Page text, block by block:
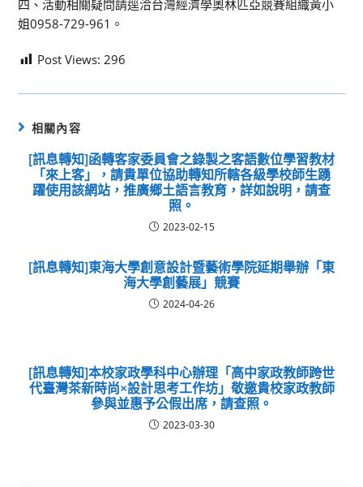
四、活動相關疑問請逕洽台灣經濟學奧林匹亞競賽組織黃小
姐0958-729-961。
Post Views: 296
相關內容
[訊息轉知]函轉客家委員會之錄製之客語數位學習教材
「來上客」，請貴單位協助轉知所轄各級學校師生踴
躍使用該網站，推廣鄉土語言教育，詳如說明，請查
照。
2023-02-15
[訊息轉知]東海大學創意設計暨藝術學院延期舉辦「東
海大學創藝展」競賽
2024-04-26
[訊息轉知]本校家政學科中心辦理「高中家政教師跨世
代臺灣茶新時尚×設計思考工作坊」敬邀貴校家政教師
參與並惠予公假出席，請查照。
2023-03-30